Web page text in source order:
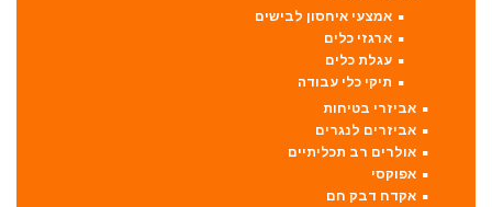
אמצעי איחסון לבישים
ארגזי כלים
עגלת כלים
תיקי כלי עבודה
אביזרי בטיחות
אביזרים לנגרים
אולרים רב תכליתיים
אפוקסי
אקדח דבק חם